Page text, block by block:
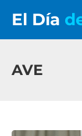
El Día
AVE